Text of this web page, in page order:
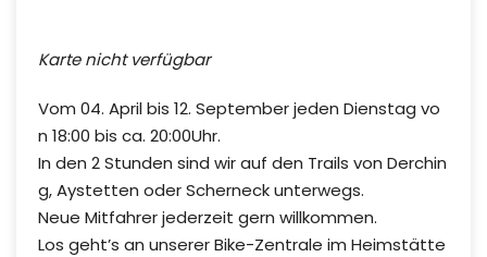
Karte nicht verfügbar
Vom 04. April bis 12. September jeden Dienstag vo
n 18:00 bis ca. 20:00Uhr.
In den 2 Stunden sind wir auf den Trails von Derchin
g, Aystetten oder Scherneck unterwegs.
Neue Mitfahrer jederzeit gern willkommen.
Los geht’s an unserer Bike-Zentrale im Heimstätte